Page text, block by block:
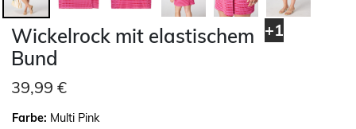
+1
Wickelrock mit elastischem
Bund
39,99 €
Farbe: Multi Pink